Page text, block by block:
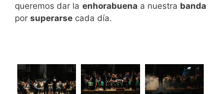
queremos dar la enhorabuena a nuestra banda
por superarse cada día.